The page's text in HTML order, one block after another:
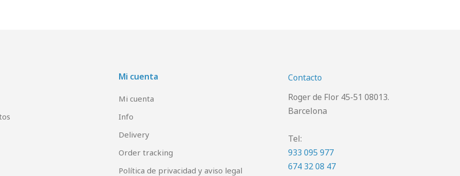
Mi cuenta
Mi cuenta
Info
Delivery
Order tracking
Política de privacidad y aviso legal
Contacto
Roger de Flor 45-51 08013.
Barcelona
Tel:
933 095 977
674 32 08 47